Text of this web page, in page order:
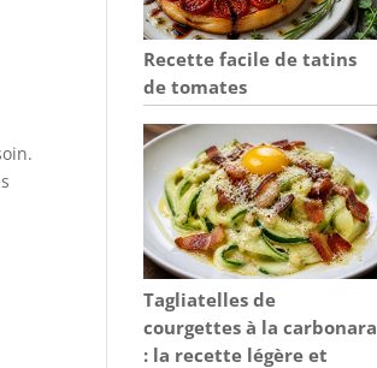
Recette facile de tatins
de tomates
Tagliatelles de
courgettes à la carbonara
: la recette légère et